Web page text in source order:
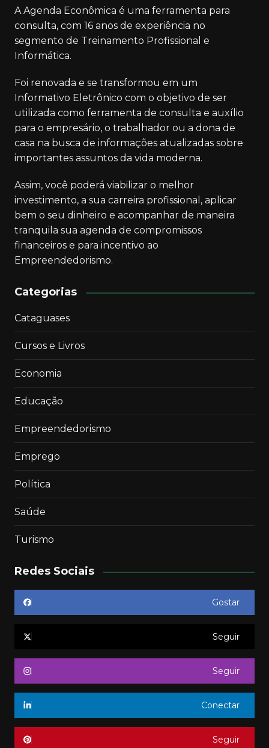
A Agenda Econômica é uma ferramenta para
consulta, com 16 anos de experiência no
segmento de Treinamento Profissional e
Informática.
Foi renovada e se transformou em um
Informativo Eletrônico com o objetivo de ser
utilizada como ferramenta de consulta e auxílio
para o empresário, o trabalhador ou a dona de
casa na busca de informações atualizadas sobre
importantes assuntos da vida moderna.
Assim, você poderá viabilizar o melhor
investimento, a sua carreira profissional, aplicar
bem o seu dinheiro e acompanhar de maneira
tranquila sua agenda de compromissos
financeiros e para incentivo ao
Empreendedorismo.
Categorias
Cataguases
Cursos e Livros
Economia
Educação
Empreendedorismo
Emprego
Política
Saúde
Turismo
Redes Sociais
Gostar
Seguir
Seguir
Conectar
Seguir